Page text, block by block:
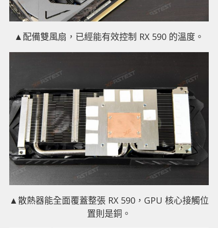
▲配備雙風扇，已經能有效控制 RX 590 的溫度。
▲散熱器能全面覆蓋整張 RX 590，GPU 核心接觸位
置則是銅。